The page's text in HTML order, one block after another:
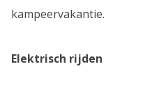
kampeervakantie.
Elektrisch rijden